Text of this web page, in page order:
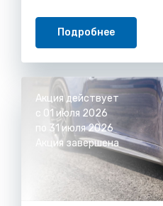
Подробнее
Акция действует
с 01 июля 2026
по 31 июля 2026
Акция завершена